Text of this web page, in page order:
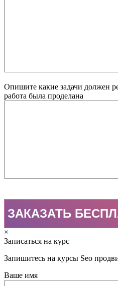
Опишите какие задачи должен
работа была проделана
×
Записаться на курс
Запишитесь на курсы Seo
Ваше имя